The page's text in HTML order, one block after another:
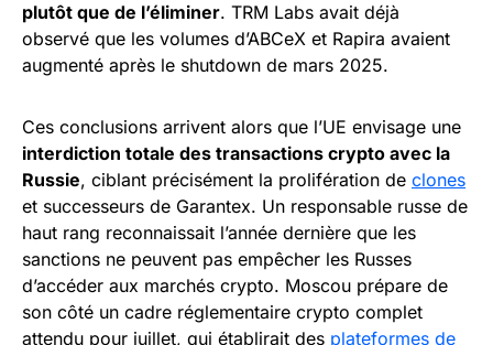
plutôt que de l’éliminer. TRM Labs avait déjà
observé que les volumes d’ABCeX et Rapira avaient
augmenté après le shutdown de mars 2025.
Ces conclusions arrivent alors que l’UE envisage une
interdiction totale des transactions crypto avec la
Russie, ciblant précisément la prolifération de clones
et successeurs de Garantex. Un responsable russe de
haut rang reconnaissait l’année dernière que les
sanctions ne peuvent pas empêcher les Russes
d’accéder aux marchés crypto. Moscou prépare de
son côté un cadre réglementaire crypto complet
attendu pour juillet, qui établirait des plateformes de